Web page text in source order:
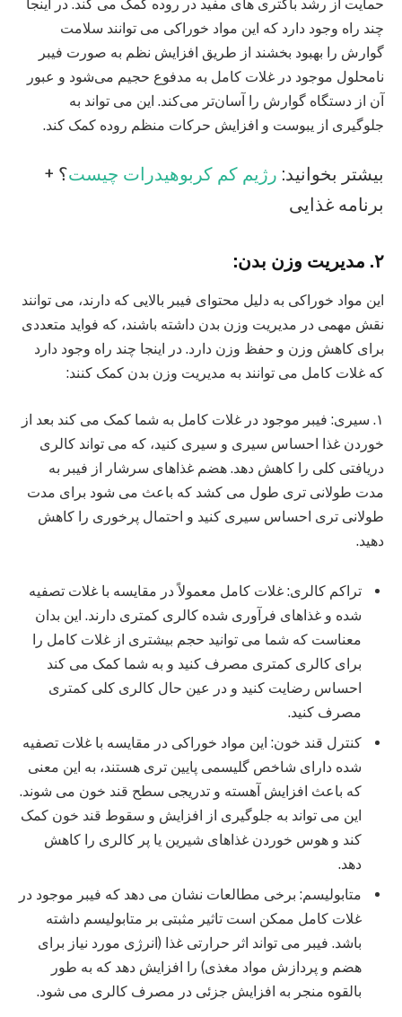
حمایت از رشد باکتری های مفید در روده کمک می کند. در اینجا
چند راه وجود دارد که این مواد خوراکی می توانند سلامت
گوارش را بهبود بخشند از طریق افزایش نظم به صورت فیبر
نامحلول موجود در غلات کامل به مدفوع حجیم می‌شود و عبور
آن از دستگاه گوارش را آسان‌تر می‌کند. این می تواند به
جلوگیری از یبوست و افزایش حرکات منظم روده کمک کند.
بیشتر بخوانید: رژیم کم کربوهیدرات چیست؟ +
برنامه غذایی
۲. مدیریت وزن بدن:
این مواد خوراکی به دلیل محتوای فیبر بالایی که دارند، می توانند
نقش مهمی در مدیریت وزن بدن داشته باشند، که فواید متعددی
برای کاهش وزن و حفظ وزن دارد. در اینجا چند راه وجود دارد
که غلات کامل می توانند به مدیریت وزن بدن کمک کنند:
۱. سیری: فیبر موجود در غلات کامل به شما کمک می کند بعد از
خوردن غذا احساس سیری و سیری کنید، که می تواند کالری
دریافتی کلی را کاهش دهد. هضم غذاهای سرشار از فیبر به
مدت طولانی تری طول می کشد که باعث می شود برای مدت
طولانی تری احساس سیری کنید و احتمال پرخوری را کاهش
دهید.
تراکم کالری: غلات کامل معمولاً در مقایسه با غلات تصفیه
شده و غذاهای فرآوری شده کالری کمتری دارند. این بدان
معناست که شما می توانید حجم بیشتری از غلات کامل را
برای کالری کمتری مصرف کنید و به شما کمک می کند
احساس رضایت کنید و در عین حال کالری کلی کمتری
مصرف کنید.
کنترل قند خون: این مواد خوراکی در مقایسه با غلات تصفیه
شده دارای شاخص گلیسمی پایین تری هستند، به این معنی
که باعث افزایش آهسته و تدریجی سطح قند خون می شوند.
این می تواند به جلوگیری از افزایش و سقوط قند خون کمک
کند و هوس خوردن غذاهای شیرین یا پر کالری را کاهش
دهد.
متابولیسم: برخی مطالعات نشان می دهد که فیبر موجود در
غلات کامل ممکن است تاثیر مثبتی بر متابولیسم داشته
باشد. فیبر می تواند اثر حرارتی غذا (انرژی مورد نیاز برای
هضم و پردازش مواد مغذی) را افزایش دهد که به طور
بالقوه منجر به افزایش جزئی در مصرف کالری می شود.